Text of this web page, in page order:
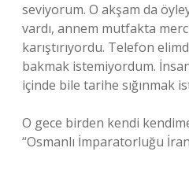
seviyorum. O akşam da
vardı, annem mutfakta
karıştırıyordu. Telefon
bakmak istemiyordum.
içinde bile tarihe sığınmak
O gece birden kendi
“Osmanlı İmparatorluğu